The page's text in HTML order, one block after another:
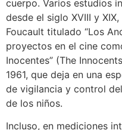
cuerpo. Varios estudios
desde el siglo XVIII y
Foucault titulado “Los
proyectos en el cine
Inocentes” (The
1961, que deja en una
de vigilancia y control
de los niños.
Incluso, en mediciones